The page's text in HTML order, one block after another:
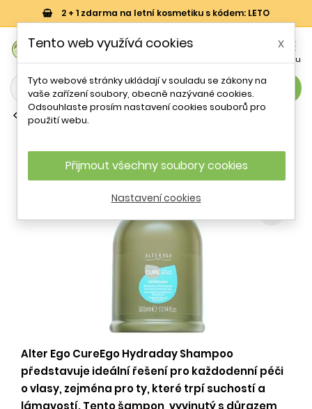
2 + 1 zdarma na letní kosmetiku s kódem: LETO

Menu
search
Běžné šampony
Shampoo Frequent Use 300 ml
Alter Ego CureEgo Hydraday Shampoo
představuje ideální řešení pro každodenní péči
o vlasy, zejména pro ty, které trpí suchostí a
lámavostí. Tento šampon, vyvinutý s důrazem
Tento web využívá cookies x
Tyto webové stránky ukládají v souladu se zákony na
vaše zařízení soubory, obecně nazývané cookies.
Odsouhlaste prosím nastavení cookies souborů pro
použití webu.
Přijmout všechny soubory cookies
Nastavení cookies